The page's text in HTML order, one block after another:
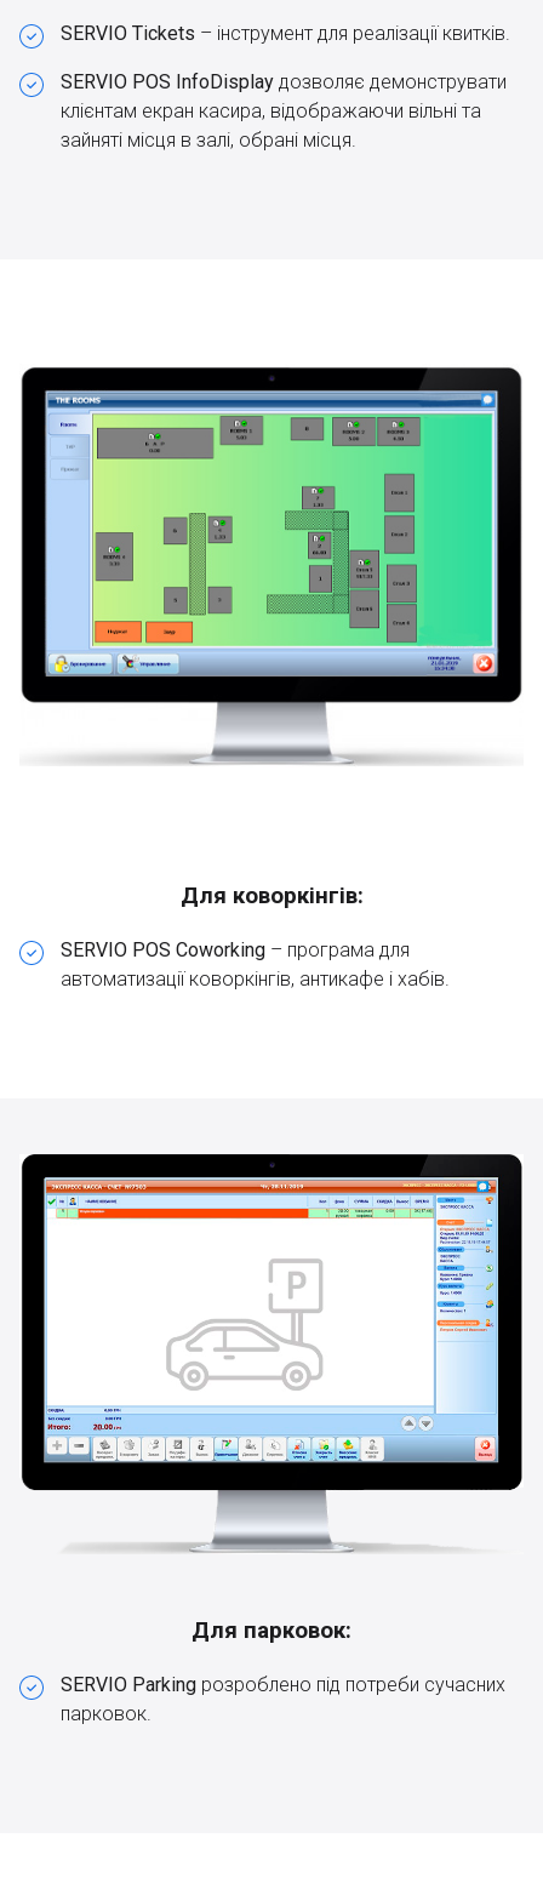
SERVIO Tickets – інструмент для реалізації квитків.
SERVIO POS InfoDisplay дозволяє демонструвати
клієнтам екран касира, відображаючи вільні та
зайняті місця в залі, обрані місця.
Для коворкінгів:
SERVIO POS Coworking – програма для
автоматизації коворкінгів, антикафе і хабів.
Для парковок:
SERVIO Parking розроблено під потреби сучасних
парковок.